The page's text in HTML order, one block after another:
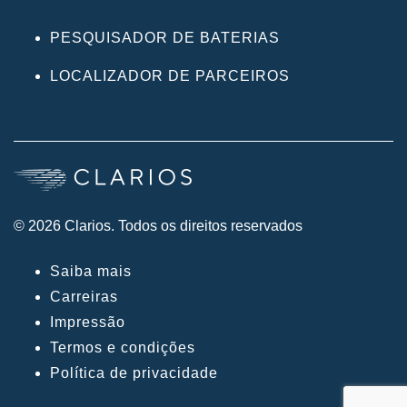
PESQUISADOR DE BATERIAS
LOCALIZADOR DE PARCEIROS
© 2026 Clarios. Todos os direitos reservados
Saiba mais
Carreiras
Impressão
Termos e condições
Política de privacidade